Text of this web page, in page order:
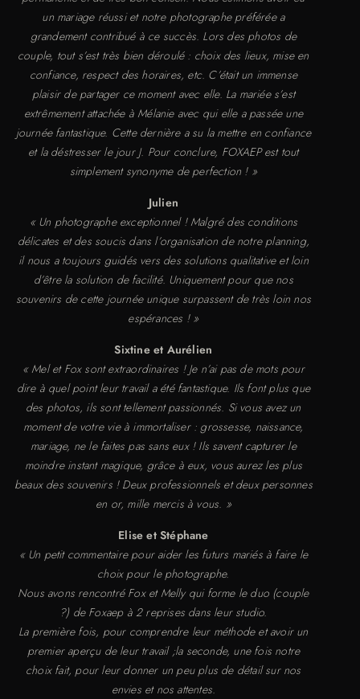
un mariage réussi et notre photographe préférée a
grandement contribué à ce succès. Lors des photos de
couple, tout s’est très bien déroulé : choix des lieux, mise en
confiance, respect des horaires, etc. C’était un immense
plaisir de partager ce moment avec elle. La mariée s’est
extrêmement attachée à Mélanie avec qui elle a passée une
journée fantastique. Cette dernière a su la mettre en confiance
et la déstresser le jour J. Pour conclure, FOXAEP est tout
simplement synonyme de perfection ! »
Julien
« Un photographe exceptionnel ! Malgré des conditions
délicates et des soucis dans l’organisation de notre planning,
il nous a toujours guidés vers des solutions qualitative et loin
d’être la solution de facilité. Uniquement pour que nos
souvenirs de cette journée unique surpassent de très loin nos
espérances ! »
Sixtine et Aurélien
« Mel et Fox sont extraordinaires ! Je n’ai pas de mots pour
dire à quel point leur travail a été fantastique. Ils font plus que
des photos, ils sont tellement passionnés. Si vous avez un
moment de votre vie à immortaliser : grossesse, naissance,
mariage, ne le faites pas sans eux ! Ils savent capturer le
moindre instant magique, grâce à eux, vous aurez les plus
beaux des souvenirs ! Deux professionnels et deux personnes
en or, mille mercis à vous. »
Elise et Stéphane
« Un petit commentaire pour aider les futurs mariés à faire le
choix pour le photographe.
Nous avons rencontré Fox et Melly qui forme le duo (couple
?) de Foxaep à 2 reprises dans leur studio.
La première fois, pour comprendre leur méthode et avoir un
premier aperçu de leur travail ;la seconde, une fois notre
choix fait, pour leur donner un peu plus de détail sur nos
envies et nos attentes.